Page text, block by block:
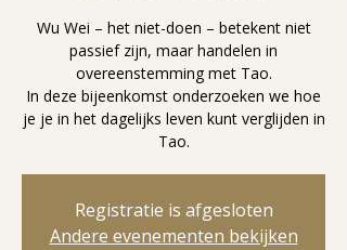
Wu Wei – het niet-doen – betekent niet
passief zijn, maar handelen in
overeenstemming met Tao.
In deze bijeenkomst onderzoeken we hoe
je je in het dagelijks leven kunt verglijden in
Tao.
Registratie is afgesloten
Andere evenementen bekijken